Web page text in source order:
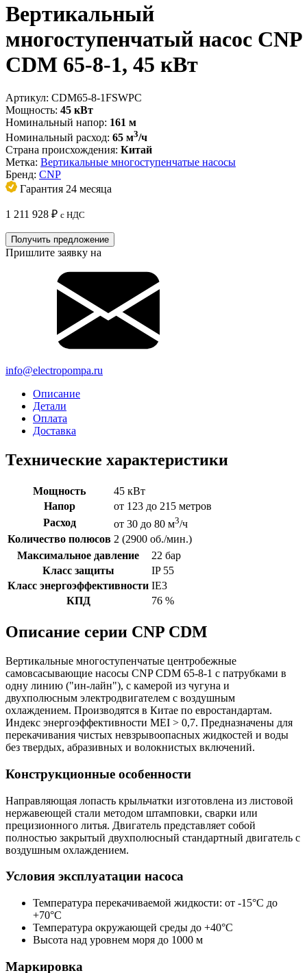
Вертикальный
многоступенчатый насос CNP
CDM 65-8-1, 45 кВт
Артикул: CDM65-8-1FSWPC
Мощность: 45 кВт
Номинальный напор: 161 м
Номинальный расход: 65 м3/ч
Страна происхождения: Китай
Метка: Вертикальные многоступенчатые насосы
Бренд: CNP
Гарантия 24 месяца
1 211 928 ₽ с НДС
Получить предложение
Пришлите заявку на
info@electropompa.ru
Описание
Детали
Оплата
Доставка
Технические характеристики
Мощность
45 кВт
Напор
от 123 до 215 метров
Расход
от 30 до 80 м3/ч
Количество полюсов 2 (2900 об./мин.)
Максимальное давление
22 бар
Класс защиты
IP 55
Класс энергоэффективности IE3
КПД
76 %
Описание серии CNP CDM
Вертикальные многоступенчатые центробежные
самовсасывающие насосы CNP CDM 65-8-1 с патрубками в
одну линию ("ин-лайн"), с камерой из чугуна и
двухполюсным электродвигателем с воздушным
охлаждением. Производятся в Китае по евростандартам.
Индекс энергоэффективности MEI > 0,7. Предназначены для
перекачивания чистых невзрывоопасных жидкостей и воды
без твердых, абразивных и волокнистых включений.
Конструкционные особенности
Направляющая лопасть крыльчатки изготовлена из листовой
нержавеющей стали методом штамповки, сварки или
прецизионного литья. Двигатель представляет собой
полностью закрытый двухполюсный стандартный двигатель с
воздушным охлаждением.
Условия эксплуатации насоса
Температура перекачиваемой жидкости: от -15°C до
+70°C
Температура окружающей среды до +40°C
Высота над уровнем моря до 1000 м
Маркировка